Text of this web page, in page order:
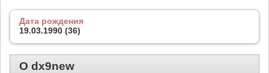
Дата рождения
19.03.1990 (36)
О dx9new